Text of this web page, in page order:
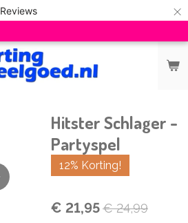
Reviews ×
Hitster Schlager -
Partyspel
12% Korting!
€ 21,95€ 24,99